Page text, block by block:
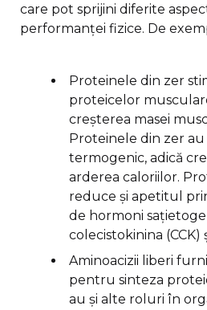
care pot sprijini diferite
performanței fizice. De
Proteinele din zer
proteicelor
creșterea masei
Proteinele din zer
termogenic, adică
arderea caloriilor.
reduce și apetitul
de hormoni
colecistokinina (CCK)
Aminoacizii liberi
pentru sinteza
au și alte roluri în